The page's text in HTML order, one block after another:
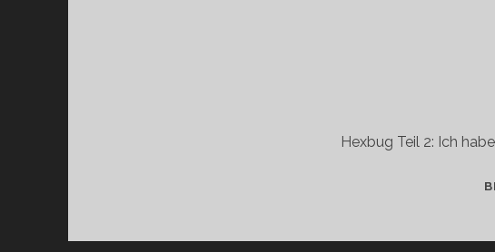
Hexbug Teil 2: Ich